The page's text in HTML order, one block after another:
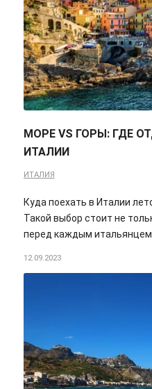
МОРЕ VS ГОРЫ: ГДЕ
ИТАЛИИ
ИТАЛИЯ
Куда поехать в Италии
Такой выбор стоит не
перед каждым
12.09.2023